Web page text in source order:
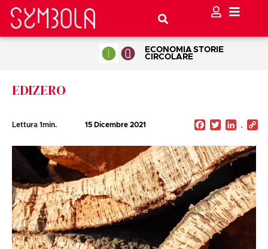
ECONOMIA
CIRCOLARE
STORIE
EDIZERO
Lettura 1min. 15 Dicembre 2021 Facebook
Twitter